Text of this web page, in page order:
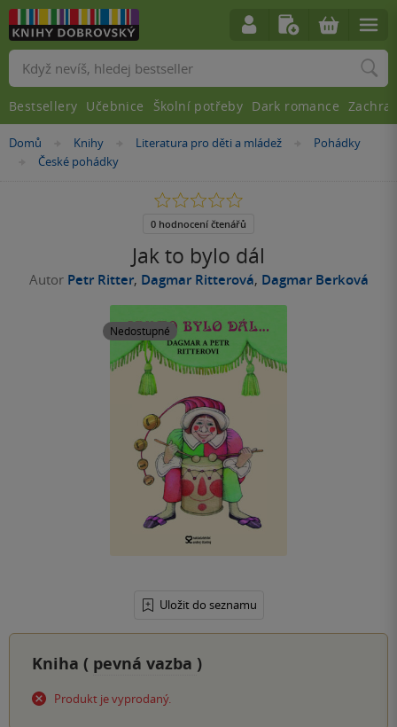
Nacházíte
Domů »Knihy »
Literatura pro děti a mládež »Pohádky
»
České pohádky
Jak to bylo dál
Autor Petr Ritter, Dagmar Ritterová, Dagmar Berková
Nedostupné
Uložit do seznamu
0.0
5
0 hodnocení čtenářů
Kniha ( pevná vazba )
Produkt je vyprodaný.
Vyhledávání
Bestsellery Učebnice Školní potřeby Dark romance